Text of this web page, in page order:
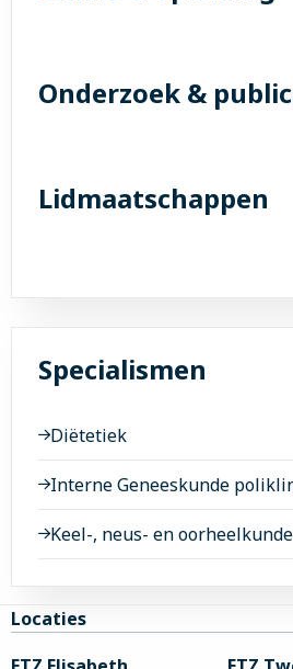
Onderzoek &
Lidmaatschappen
Specialismen
Diëtetiek
Interne Geneeskunde
Keel-, neus- en
Site
footer
Locaties